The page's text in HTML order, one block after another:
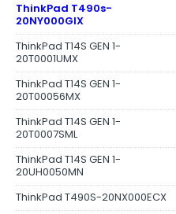
ThinkPad T490s-
20NY000GIX
ThinkPad T14S GEN 1-
20T0001UMX
ThinkPad T14S GEN 1-
20T00056MX
ThinkPad T14S GEN 1-
20T0007SML
ThinkPad T14S GEN 1-
20UH0050MN
ThinkPad T490S-20NX000ECX